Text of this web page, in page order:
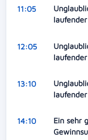
11:05
12:05
13:10
14:10
Ein sehr